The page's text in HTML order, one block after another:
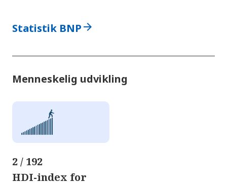
Statistik BNP arrow_forward
Menneskelig udvikling
2 / 192
HDI-index for